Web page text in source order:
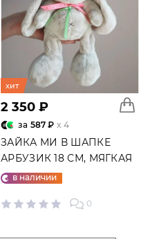
хит
2 350 ₽
за 587 ₽ x 4
ЗАЙКА МИ В ШАПКЕ
АРБУЗИК 18 СМ, МЯГКАЯ
ИГРУШКА
в наличии
0